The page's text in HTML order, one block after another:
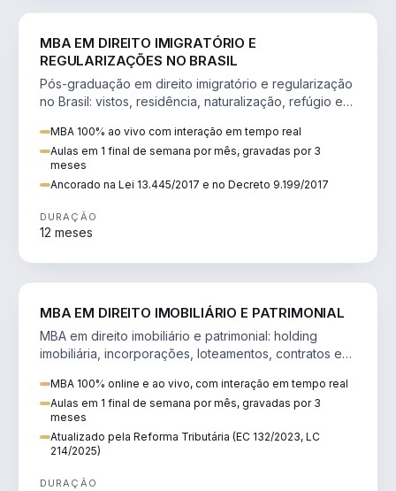
MBA EM DIREITO IMIGRATÓRIO E
REGULARIZAÇÕES NO BRASIL
Pós-graduação em direito imigratório e regularização
no Brasil: vistos, residência, naturalização, refúgio e
MBA 100% ao vivo com interação em tempo real
Aulas em 1 final de semana por mês, gravadas por 3
meses
Ancorado na Lei 13.445/2017 e no Decreto 9.199/2017
DURAÇÃO
12 meses
MBA EM DIREITO IMOBILIÁRIO E PATRIMONIAL
MBA em direito imobiliário e patrimonial: holding
imobiliária, incorporações, loteamentos, contratos e
MBA 100% online e ao vivo, com interação em tempo real
Aulas em 1 final de semana por mês, gravadas por 3
meses
Atualizado pela Reforma Tributária (EC 132/2023, LC
214/2025)
DURAÇÃO